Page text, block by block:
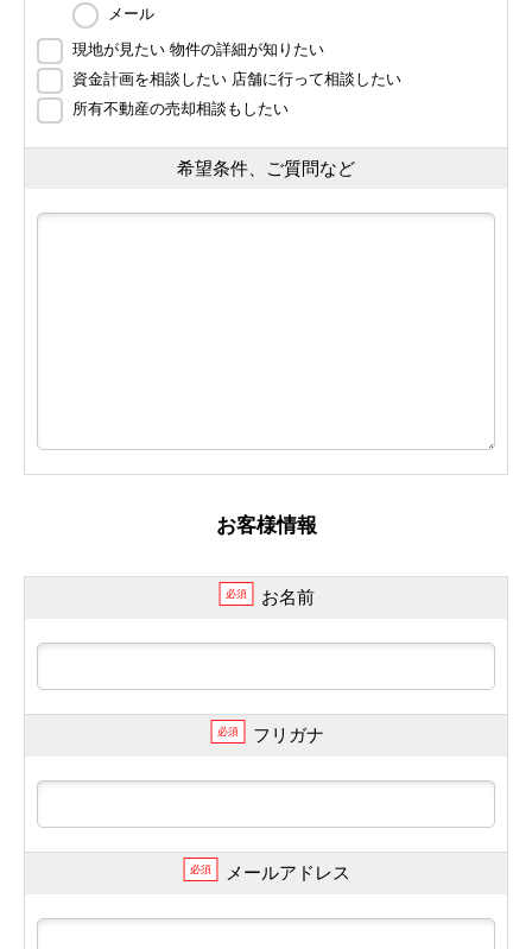
メール
現地が見たい 物件の詳細が知りたい
資金計画を相談したい 店舗に行って相談したい
所有不動産の売却相談もしたい
希望条件、ご質問など
お客様情報
必須 お名前
必須 フリガナ
必須 メールアドレス